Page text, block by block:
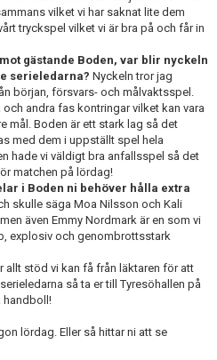
vilket vi har saknat lite dem
tryckspel vilket vi är bra på och får in
gästande Boden, var blir nyckeln
serieledarna? Nyckeln tror jag
början, försvars- och målvaktsspel.
andra fas kontringar vilket kan vara
mål. Boden är ett stark lag så det
med dem i uppställt spel hela
hade vi väldigt bra anfallsspel så det
matchen på lördag!
i Boden ni behöver hålla extra
skulle säga Moa Nilsson och Kali
även Emmy Nordmark är en som vi
explosiv och genombrottsstark
allt stöd vi kan få från läktaren för att
så ta er till Tyresöhallen på
handboll!
lördag. Eller så hittar ni att se